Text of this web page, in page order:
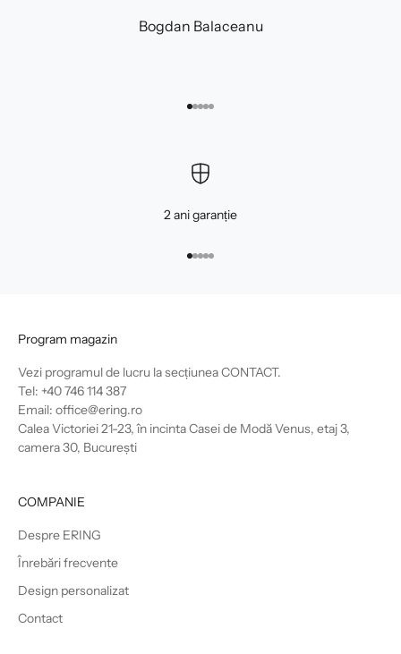
Bogdan Balaceanu
Mergi la articolul 1
Mergi la articolul 2
Mergi la articolul 3
Mergi la articolul 4
Mergi la articolul 5
2 ani garanție
Mergi la articolul 1
Mergi la articolul 2
Mergi la articolul 3
Mergi la articolul 4
Mergi la articolul 5
Program magazin
Vezi programul de lucru la secțiuneaCONTACT.
Tel: +40 746 114 387
Email: office@ering.ro
Calea Victoriei 21-23, în incinta Casei de Modă Venus, etaj 3,
camera 30, București
COMPANIE
Despre ERING
Înrebări frecvente
Design personalizat
Contact